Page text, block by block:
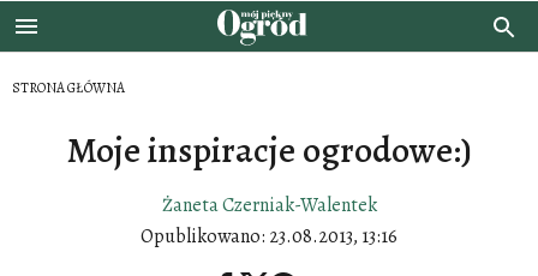
STRONA GŁÓWNA
Moje inspiracje ogrodowe:)
Żaneta Czerniak-Walentek
Opublikowano: 23.08.2013, 13:16